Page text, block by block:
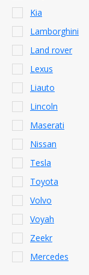
Kia
Lamborghini
Land rover
Lexus
Liauto
Lincoln
Maserati
Nissan
Tesla
Toyota
Volvo
Voyah
Zeekr
Mercedes